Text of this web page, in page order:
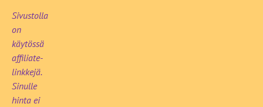
Sivustolla
on
käytössä
affiliate-
linkkejä.
Sinulle
hinta ei